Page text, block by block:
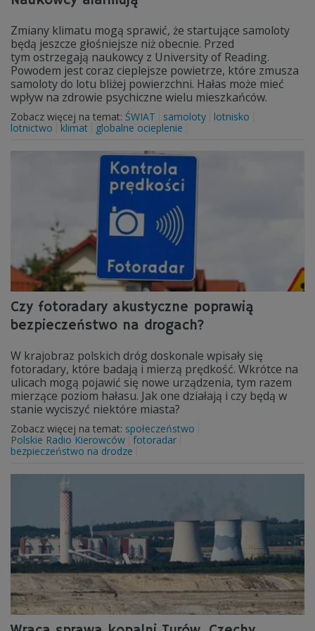
Zmiany klimatu mogą sprawić, że startujące samoloty
będą jeszcze głośniejsze niż obecnie. Przed
tym ostrzegają naukowcy z University of Reading.
Powodem jest coraz cieplejsze powietrze, które zmusza
samoloty do lotu bliżej powierzchni. Hałas może mieć
wpływ na zdrowie psychiczne wielu mieszkańców.
Zobacz więcej na temat: ŚWIAT samoloty
lotnisko
lotnictwo
klimat globalne ocieplenie
Czy fotoradary akustyczne poprawią
bezpieczeństwo na drogach?
W krajobraz polskich dróg doskonale wpisały się
fotoradary, które badają i mierzą prędkość. Wkrótce na
ulicach mogą pojawić się nowe urządzenia, tym razem
mierzące poziom hałasu. Jak one działają i czy będą w
stanie wyciszyć niektóre miasta?
Zobacz więcej na temat: społeczeństwo
Polskie Radio Kierowców fotoradar
bezpieczeństwo na drodze